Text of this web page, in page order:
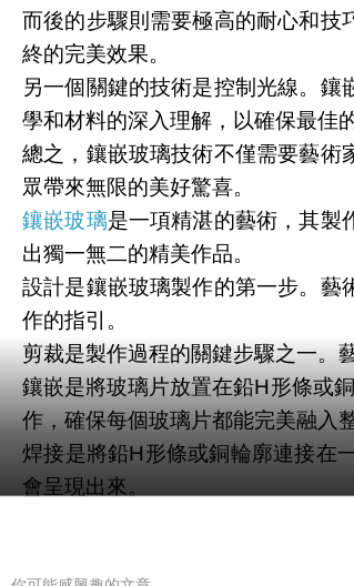
而後的步驟則需要極高的耐心和技
終的完美效果。
另一個關鍵的技術是控制光線。
學和材料的深入理解，以確保最佳
總之，鑲嵌玻璃技術不僅需要藝術
眾帶來無限的美好驚喜。
鑲嵌玻璃是一項精湛的藝術，其製
出獨一無二的精美作品。
設計是鑲嵌玻璃製作的第一步。藝
作的指引。
剪裁是製作過程的關鍵步驟之一。
鑲嵌是將玻璃片放置在鉛H形條或
作，確保每個玻璃片都能完美融入
焊接是將鉛H形條或銅輪廓連接在
會呈現出來。
最後一步是修飾，藝術家會對作